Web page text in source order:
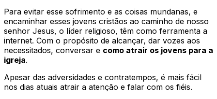
Para evitar esse sofrimento e as coisas mundanas, e
encaminhar esses jovens cristãos ao caminho de nosso
senhor Jesus, o líder religioso, têm como ferramenta a
internet. Com o propósito de alcançar, dar vozes aos
necessitados, conversar e como atrair os jovens para a
igreja.
Apesar das adversidades e contratempos, é mais fácil
nos dias atuais atrair a atenção e falar com os fiéis.